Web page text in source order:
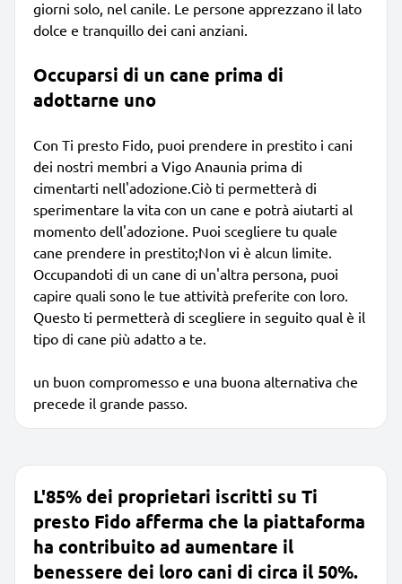
giorni solo, nel canile. Le persone apprezzano il lato
dolce e tranquillo dei cani anziani.
Occuparsi di un cane prima di
adottarne uno
Con Ti presto Fido, puoi prendere in prestito i cani
dei nostri membri a Vigo Anaunia prima di
cimentarti nell'adozione.Ciò ti permetterà di
sperimentare la vita con un cane e potrà aiutarti al
momento dell'adozione. Puoi scegliere tu quale
cane prendere in prestito;Non vi è alcun limite.
Occupandoti di un cane di un'altra persona, puoi
capire quali sono le tue attività preferite con loro.
Questo ti permetterà di scegliere in seguito qual è il
tipo di cane più adatto a te.
un buon compromesso e una buona alternativa che
precede il grande passo.
L'85% dei proprietari iscritti su Ti
presto Fido afferma che la piattaforma
ha contribuito ad aumentare il
benessere dei loro cani di circa il 50%.